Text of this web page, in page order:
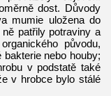
dost. Důvody
mumie uložena do
patřily potraviny a
původu,
nebo houby;
v podstatě také
v hrobce bylo stálé